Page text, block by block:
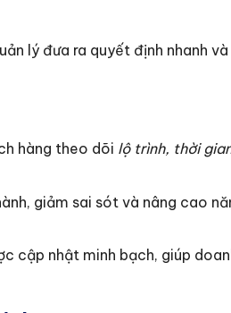
lý đưa ra quyết định nhanh và
hàng theo dõi lộ trình, thời
giảm sai sót và nâng cao
cập nhật minh bạch, giúp